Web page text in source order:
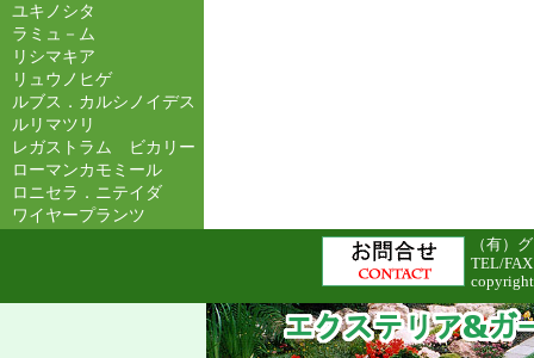
ユキノシタ
ラミュ－ム
リシマキア
リュウノヒゲ
ルブス．カルシノイデス
ルリマツリ
レガストラム ビカリー
ローマンカモミール
ロニセラ．ニテイダ
ワイヤープランツ
（有）
TEL/
copyright